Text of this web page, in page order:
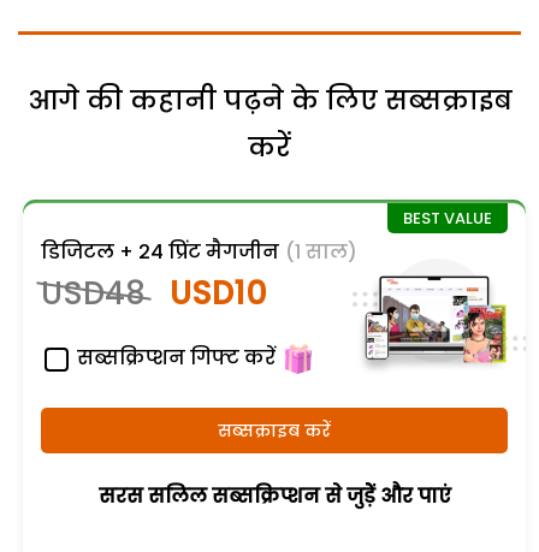
आगे की कहानी पढ़ने के लिए सब्सक्राइब
करें
डिजिटल + 24 प्रिंट मैगजीन (1 साल)
USD48 USD10
सब्सक्रिप्शन गिफ्ट करें
सब्सक्राइब करें
सरस सलिल सब्सक्रिप्शन से जुड़ेें और पाएं